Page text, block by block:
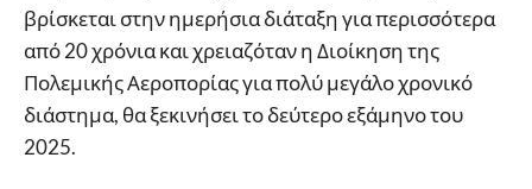
βρίσκεται στην ημερήσια διάταξη για περισσότερα
από 20 χρόνια και χρειαζόταν η Διοίκηση της
Πολεμικής Αεροπορίας για πολύ μεγάλο χρονικό
διάστημα, θα ξεκινήσει το δεύτερο εξάμηνο του
2025.